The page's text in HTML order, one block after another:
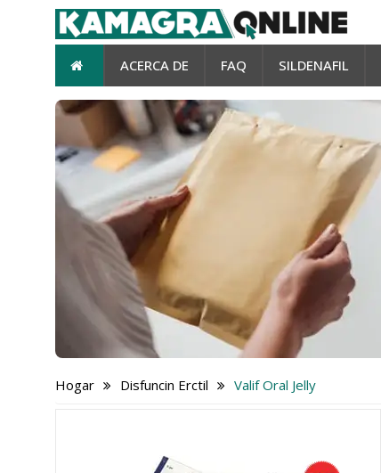
ACERCA DE FAQ SILDENAFIL
Hogar Disfuncin Erctil Valif Oral Jelly